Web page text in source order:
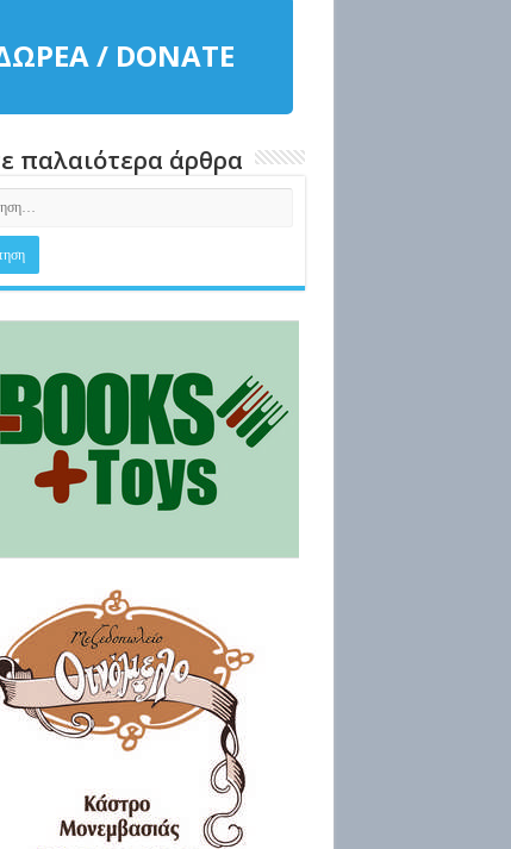
/ DONATE
παλαιότερα άρθρα